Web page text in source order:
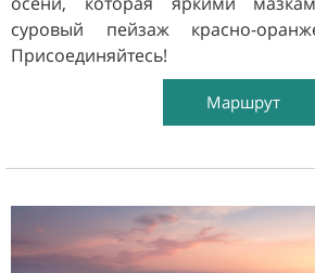
суровый пейзаж красно-
Присоединяйтесь!
Маршрут